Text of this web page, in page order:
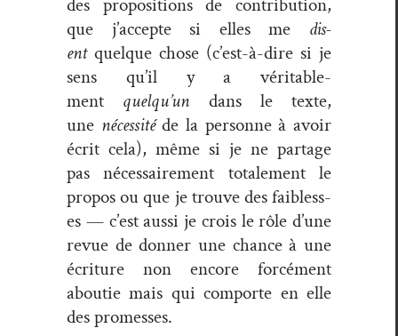
des propo­si­tions de con­tri­bu­tion,
que j’ac­cepte si elles me dis­
entquelque chose (c’est-à-dire si je
sens qu’il y a véri­ta­ble­
ment quelqu’un dans le texte,
une néces­sitéde la per­son­ne à avoir
écrit cela), même si je ne partage
pas néces­saire­ment totale­ment le
pro­pos ou que je trou­ve des faib­less­
es — c’est aus­si je crois le rôle d’une
revue de don­ner une chance à une
écri­t­ure non encore for­cé­ment
aboutie mais qui com­porte en elle
des promesses.